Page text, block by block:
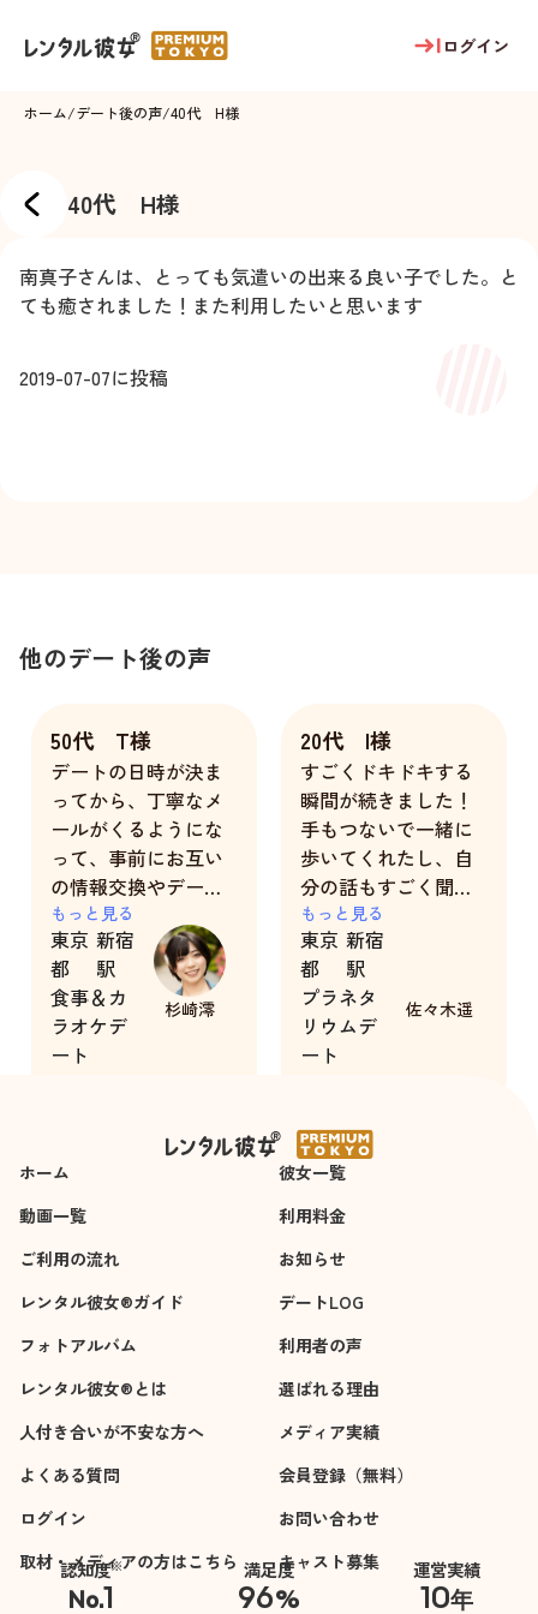
ログイン
ホーム/デート後の声/40代 H様
40代 H様
南真子さんは、とっても気遣いの出来る良い子でした。と
ても癒されました！また利用したいと思います
2019-07-07に投稿
他のデート後の声
50代 T様
デートの日時が決ま
ってから、丁寧なメ
ールがくるようにな
って、事前にお互い
の情報交換やデート
内容を決める事が出
来ました。
女性とのデートなん
か久しくしていなか
ったので、澪さんに
会うまで、ガチガチ
変に気さくで、私の
緊張を解こうとして
くれていたと思いま
す。また、本当の彼
女みたいに自然に腕
を組んで歩いて、買
い物に付き合っても
らいました。
次に食事をしたので
すが、いろいろお気
遣いいただき、ま
た、楽しい会話をし
てくれたと思いま
す。
最後にカラオケに行
ったのですが、私の
偏った選曲(あるアニ
もっと見る
東京
都
新宿
駅
食事＆カ
ラオケデ
ート
杉崎澪
20代 I様
すごくドキドキする
瞬間が続きました！
手もつないで一緒に
歩いてくれたし、自
分の話もすごく聞い
てくれて大満足でし
た！
もっとレンタルでき
なかったのが悔しい
です、、
もっと見る
東京
都
新宿
駅
プラネタ
リウムデ
ート
佐々木遥
ホーム
彼女一覧
動画一覧
利用料金
ご利用の流れ
お知らせ
レンタル彼女®ガイド
デートLOG
フォトアルバム
利用者の声
レンタル彼女®とは
選ばれる理由
人付き合いが不安な方へ
メディア実績
よくある質問
会員登録（無料）
ログイン
お問い合わせ
取材・メディアの方はこちら
キャスト募集
認知度※
No.1
※自社調べ
満足度
96%
運営実績
10年